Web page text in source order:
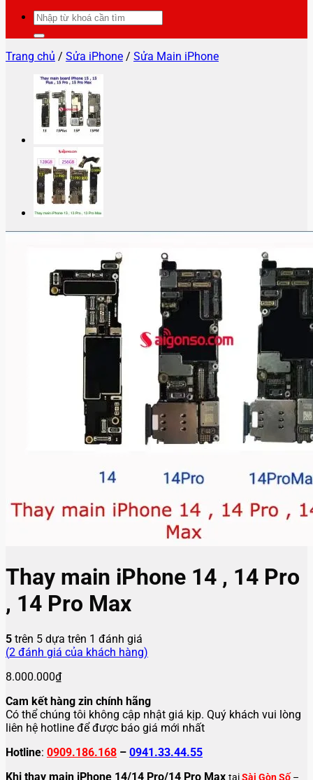
Tìm
kiếm:
Trang chủ / Sửa iPhone / Sửa Main iPhone
Thay main iPhone 14 , 14 Pro
, 14 Pro Max
5 trên 5 dựa trên 1 đánh giá
(2 đánh giá của khách hàng)
8.000.000₫
Cam kết hàng zin chính hãng
Có thể chúng tôi không cập nhật giá kịp. Quý khách vui lòng
liên hệ hotline để được báo giá mới nhất
Hotline: 0909.186.168 – 0941.33.44.55
Khi thay main iPhone 14/14 Pro/14 Pro Max tạiSài Gòn Số –